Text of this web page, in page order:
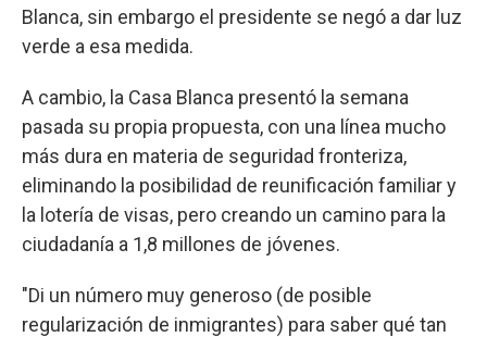
Blanca, sin embargo el presidente se negó a dar luz
verde a esa medida.
A cambio, la Casa Blanca presentó la semana
pasada su propia propuesta, con una línea mucho
más dura en materia de seguridad fronteriza,
eliminando la posibilidad de reunificación familiar y
la lotería de visas, pero creando un camino para la
ciudadanía a 1,8 millones de jóvenes.
"Di un número muy generoso (de posible
regularización de inmigrantes) para saber qué tan